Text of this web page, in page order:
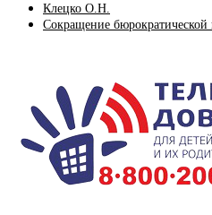
Клецко О.Н.
Сокращение бюрократической